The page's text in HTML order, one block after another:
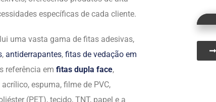
específicas de cada cliente.
uma vasta gama de fitas adesivas,
, antiderrapantes, fitas de vedação em
referência em fitas dupla face,
espuma, filme de PVC,
(PET), tecido, TNT, papel e a